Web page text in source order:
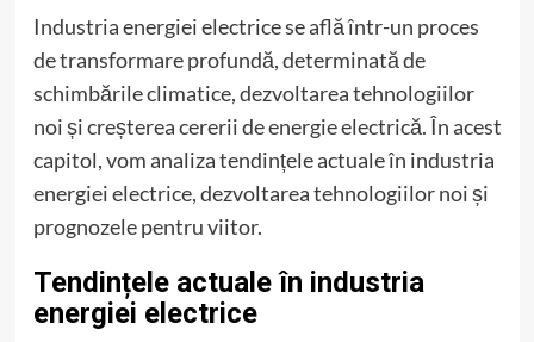
Industria energiei electrice se află într-un proces
de transformare profundă, determinată de
schimbările climatice, dezvoltarea tehnologiilor
noi și creșterea cererii de energie electrică. În acest
capitol, vom analiza tendințele actuale în industria
energiei electrice, dezvoltarea tehnologiilor noi și
prognozele pentru viitor.
Tendințele actuale în industria
energiei electrice